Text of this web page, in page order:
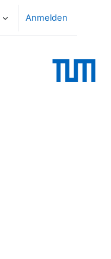
Anmelden